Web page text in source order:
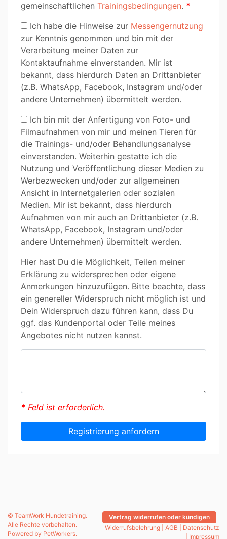
gemeinschaftlichen Trainingsbedingungen. *
Ich habe die Hinweise zur Messengernutzung
zur Kenntnis genommen und bin mit der
Verarbeitung meiner Daten zur
Kontaktaufnahme einverstanden. Mir ist
bekannt, dass hierdurch Daten an Drittanbieter
(z.B. WhatsApp, Facebook, Instagram und/oder
andere Unternehmen) übermittelt werden.
Ich bin mit der Anfertigung von Foto- und
Filmaufnahmen von mir und meinen Tieren für
die Trainings- und/oder Behandlungsanalyse
einverstanden. Weiterhin gestatte ich die
Nutzung und Veröffentlichung dieser Medien zu
Werbezwecken und/oder zur allgemeinen
Ansicht in Internetgalerien oder sozialen
Medien. Mir ist bekannt, dass hierdurch
Aufnahmen von mir auch an Drittanbieter (z.B.
WhatsApp, Facebook, Instagram und/oder
andere Unternehmen) übermittelt werden.
Hier hast Du die Möglichkeit, Teilen meiner
Erklärung zu widersprechen oder eigene
Anmerkungen hinzuzufügen. Bitte beachte, dass
ein genereller Widerspruch nicht möglich ist und
Dein Widerspruch dazu führen kann, dass Du
ggf. das Kundenportal oder Teile meines
Angebotes nicht nutzen kannst.
* Feld ist erforderlich.
Registrierung anfordern
© TeamWork Hundetraining.
Alle Rechte vorbehalten.
Powered by PetWorkers.
Vertrag widerrufen oder kündigen
Widerrufsbelehrung
AGB
Datenschutz
Impressum